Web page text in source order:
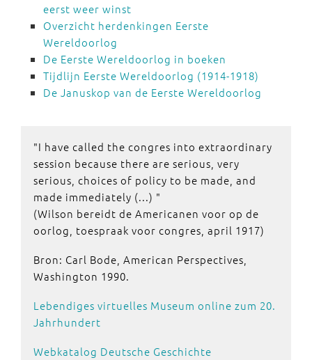
eerst weer winst
Overzicht herdenkingen Eerste
Wereldoorlog
De Eerste Wereldoorlog in boeken
Tijdlijn Eerste Wereldoorlog (1914-1918)
De Januskop van de Eerste Wereldoorlog
"I have called the congres into extraordinary
session because there are serious, very
serious, choices of policy to be made, and
made immediately (...) "
(Wilson bereidt de Americanen voor op de
oorlog, toespraak voor congres, april 1917)
Bron: Carl Bode, American Perspectives,
Washington 1990.
Lebendiges virtuelles Museum online zum 20.
Jahrhundert
Webkatalog Deutsche Geschichte